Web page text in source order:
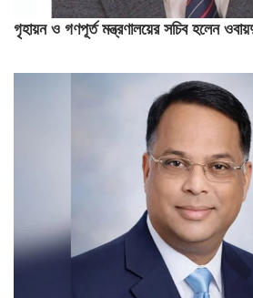
গৃহায়ন ও গণপূর্ত মন্ত্রণালয়ের সচিব হলেন